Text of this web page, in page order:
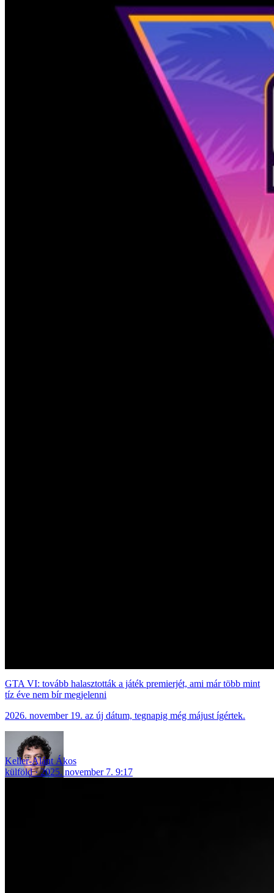
GTA VI: tovább halasztották a játék premierjét, ami már több mint
tíz éve nem bír megjelenni
2026. november 19. az új dátum, tegnapig még májust ígértek.
Keller-Alánt Ákos
külföld
2025. november 7. 9:17